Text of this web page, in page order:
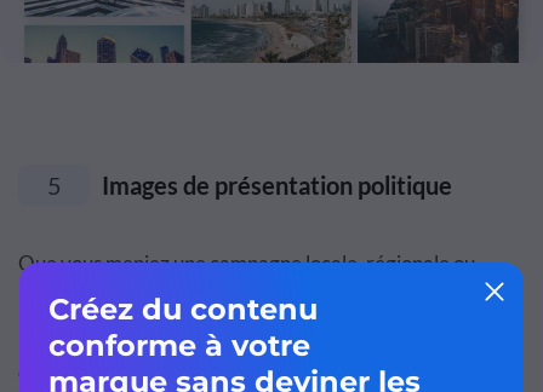
5 Images de présentation politique
Que vous meniez une campagne locale, régionale ou
nationale, vous devrez faire quelques discours et
présentations. Et il est essentiel d'inclure des visuels et
des images dans toutes les diapositives de présentation